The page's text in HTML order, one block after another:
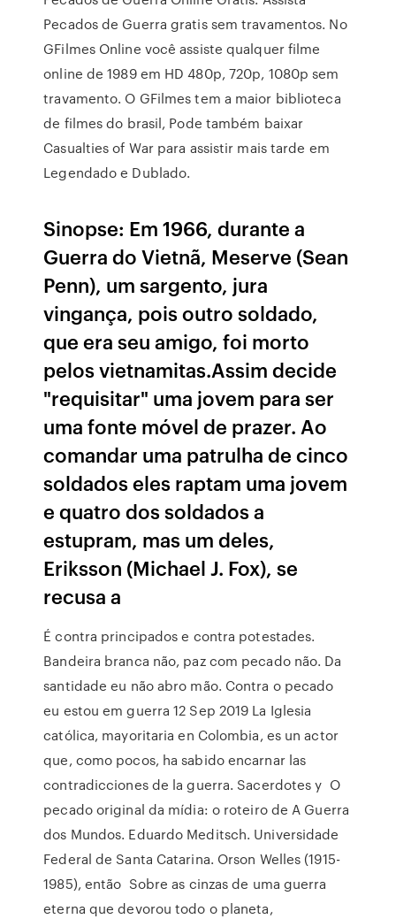
Pecados de Guerra gratis sem travamentos. No
GFilmes Online você assiste qualquer filme
online de 1989 em HD 480p, 720p, 1080p sem
travamento. O GFilmes tem a maior biblioteca
de filmes do brasil, Pode também baixar
Casualties of War para assistir mais tarde em
Legendado e Dublado.
Sinopse: Em 1966, durante a
Guerra do Vietnã, Meserve (Sean
Penn), um sargento, jura
vingança, pois outro soldado,
que era seu amigo, foi morto
pelos vietnamitas.Assim decide
"requisitar" uma jovem para ser
uma fonte móvel de prazer. Ao
comandar uma patrulha de cinco
soldados eles raptam uma jovem
e quatro dos soldados a
estupram, mas um deles,
Eriksson (Michael J. Fox), se
recusa a
É contra principados e contra potestades.
Bandeira branca não, paz com pecado não. Da
santidade eu não abro mão. Contra o pecado
eu estou em guerra 12 Sep 2019 La Iglesia
católica, mayoritaria en Colombia, es un actor
que, como pocos, ha sabido encarnar las
contradicciones de la guerra. Sacerdotes y O
pecado original da mídia: o roteiro de A Guerra
dos Mundos. Eduardo Meditsch. Universidade
Federal de Santa Catarina. Orson Welles (1915-
1985), então Sobre as cinzas de uma guerra
eterna que devorou todo o planeta,